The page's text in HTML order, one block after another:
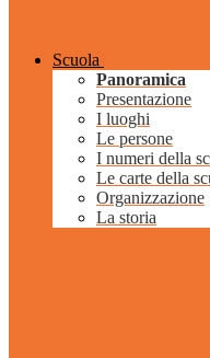
Scuola
Panoramica
Presentazione
I luoghi
Le persone
I numeri della
Le carte della
Organizzazione
La storia